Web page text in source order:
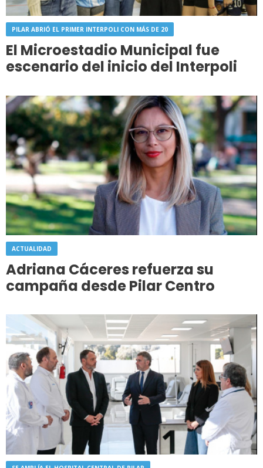
PILAR ABRIÓ EL PRIMER INTERPOLI CON MÁS DE 20
El Microestadio Municipal fue
escenario del inicio del Interpoli
ACTUALIDAD
Adriana Cáceres refuerza su
campaña desde Pilar Centro